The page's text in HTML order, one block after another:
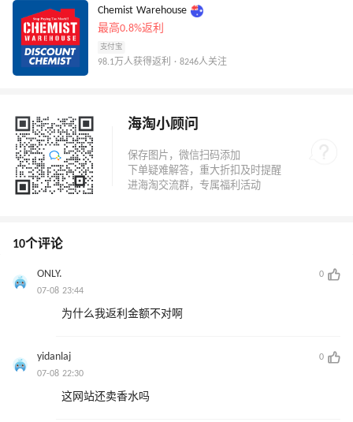
Chemist Warehouse
最高0.8%返利
支付宝
98.1万人获得返利 · 8246人关注
海淘小顾问
10个评论
ONLY.
0
07-08 23:44
为什么我返利金额不对啊
yidanlaj
0
07-08 22:30
这网站还卖香水吗